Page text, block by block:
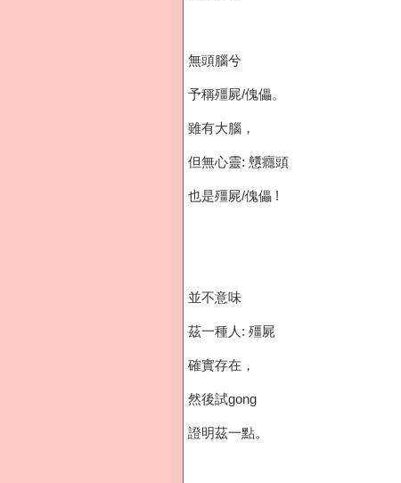
無頭腦兮
予稱殭屍/傀儡。
雖有大腦，
但無心靈: 戇癮頭
也是殭屍/傀儡 !
並不意味
茲一種人: 殭屍
確實存在，
然後試gong
證明茲一點。